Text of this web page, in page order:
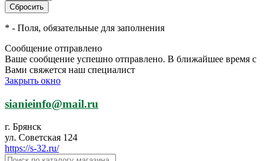
* - Поля, обязательные для заполнения
Сообщение отправлено
Ваше сообщение успешно отправлено. В ближайшее время с
Вами свяжется наш специалист
Закрыть окно
sianieinfo@mail.ru
г. Брянск
ул. Советская 124
https://s-32.ru/